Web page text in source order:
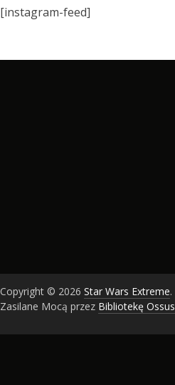
[instagram-feed]
Copyright © 2026 Star Wars Extreme.
Zasilane Mocą przez Bibliotekę Ossus